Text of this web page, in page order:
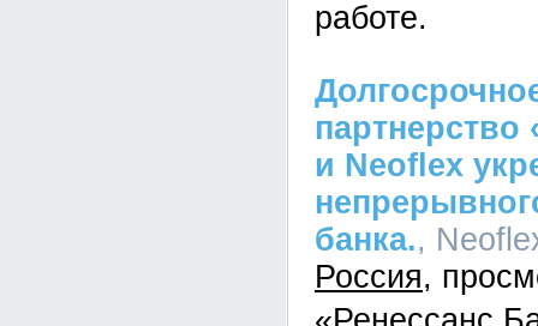
работе.
партнерство
и Neoflex
банка.,
Россия